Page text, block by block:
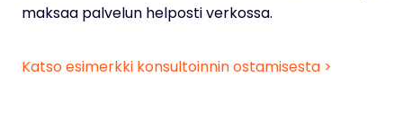
maksaa palvelun helposti verkossa.
Katso esimerkki konsultoinnin ostamisesta >